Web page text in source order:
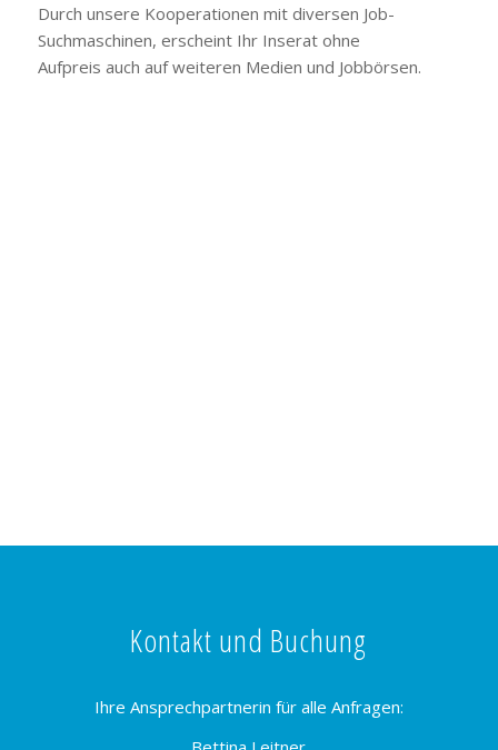
Durch unsere Kooperationen mit diversen Job-
Suchmaschinen, erscheint Ihr Inserat ohne
Aufpreis auch auf weiteren Medien und Jobbörsen.
Kontakt und Buchung
Ihre Ansprechpartnerin für alle Anfragen: